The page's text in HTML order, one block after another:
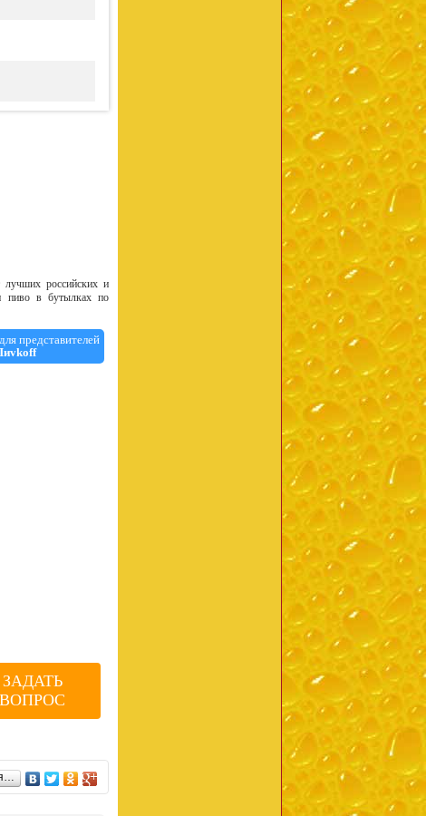
лучших российских и
пиво в бутылках по
представителей
ЗАДАТЬ
ВОПРОС